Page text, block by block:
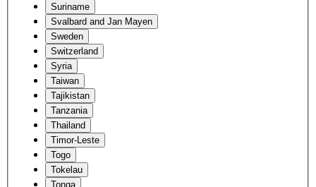
Suriname
Svalbard and Jan Mayen
Sweden
Switzerland
Syria
Taiwan
Tajikistan
Tanzania
Thailand
Timor-Leste
Togo
Tokelau
Tonga